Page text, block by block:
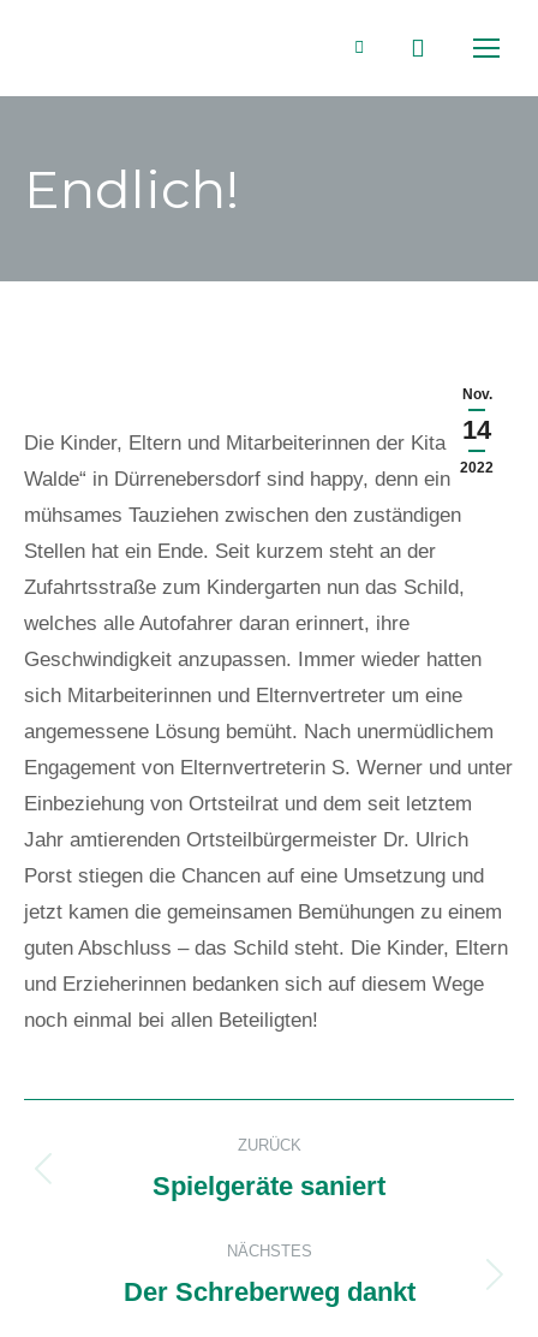
Search:
Endlich!
Nov.
14
2022
Die Kinder, Eltern und Mitarbeiterinnen der Kita „Am
Walde“ in Dürrenebersdorf sind happy, denn ein
mühsames Tauziehen zwischen den zuständigen
Stellen hat ein Ende. Seit kurzem steht an der
Zufahrtsstraße zum Kindergarten nun das Schild,
welches alle Autofahrer daran erinnert, ihre
Geschwindigkeit anzupassen. Immer wieder hatten
sich Mitarbeiterinnen und Elternvertreter um eine
angemessene Lösung bemüht. Nach unermüdlichem
Engagement von Elternvertreterin S. Werner und unter
Einbeziehung von Ortsteilrat und dem seit letztem
Jahr amtierenden Ortsteilbürgermeister Dr. Ulrich
Porst stiegen die Chancen auf eine Umsetzung und
jetzt kamen die gemeinsamen Bemühungen zu einem
guten Abschluss – das Schild steht. Die Kinder, Eltern
und Erzieherinnen bedanken sich auf diesem Wege
noch einmal bei allen Beteiligten!
Kommentarnavigation
ZURÜCK
Vorheriger
Spielgeräte saniert
NÄCHSTES
Nächster
Der Schreberweg dankt